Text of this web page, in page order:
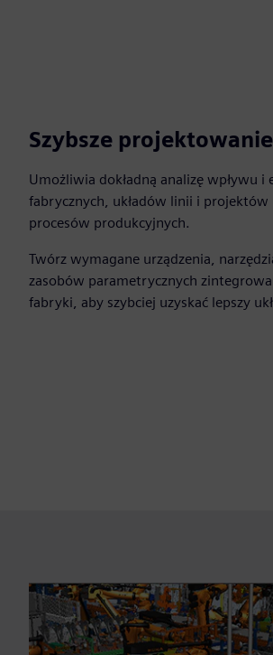
Szybsze
Umożliwia dokładną analizę wpływu
fabrycznych, układów linii i projektów
procesów produkcyjnych.
Twórz wymagane urządzenia,
zasobów parametrycznych
fabryki, aby szybciej uzyskać lepszy